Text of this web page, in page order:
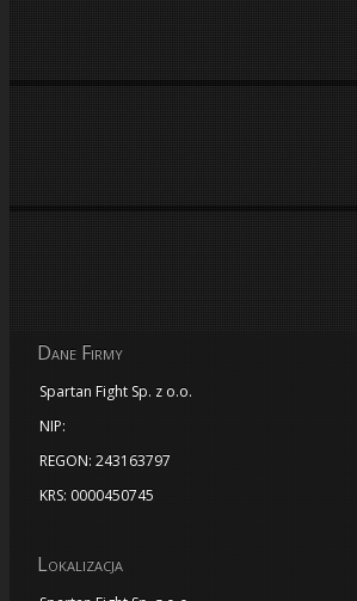
Dane Firmy
Spartan Fight Sp. z o.o.
NIP:
REGON: 243163797
KRS: 0000450745
Lokalizacja